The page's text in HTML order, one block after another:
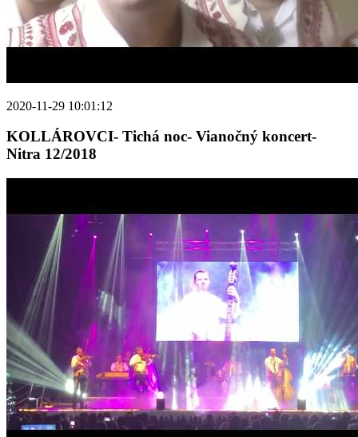
2020-11-29 10:01:12
KOLLÁROVCI- Tichá noc- Vianočný koncert-
Nitra 12/2018